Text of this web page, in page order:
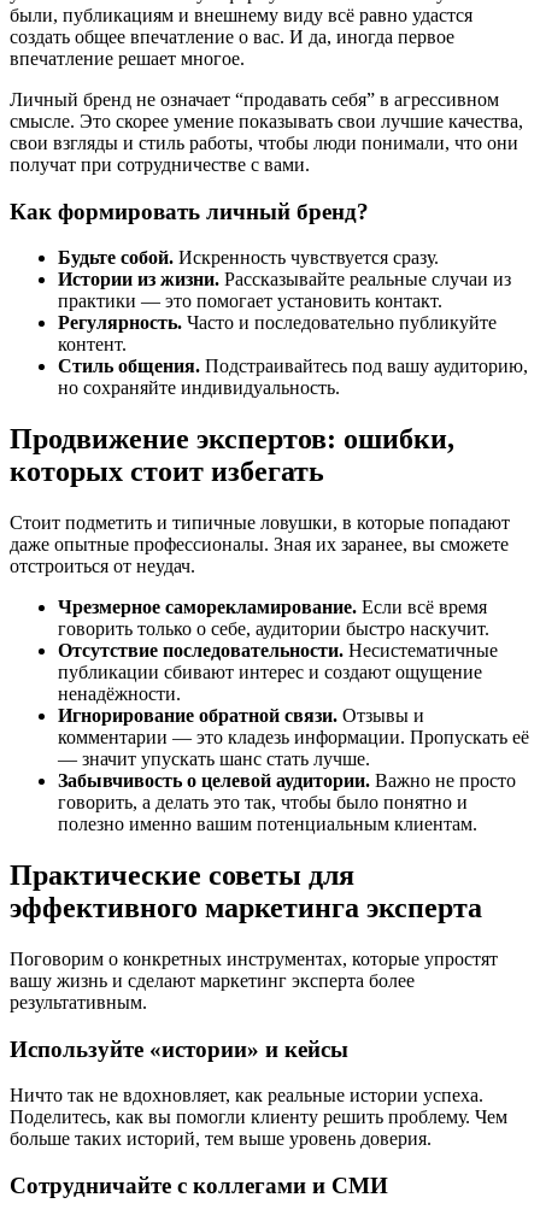
были, публикациям и внешнему виду всё равно удастся
создать общее впечатление о вас. И да, иногда первое
впечатление решает многое.
Личный бренд не означает “продавать себя” в агрессивном
смысле. Это скорее умение показывать свои лучшие качества,
свои взгляды и стиль работы, чтобы люди понимали, что они
получат при сотрудничестве с вами.
Как формировать личный бренд?
Будьте собой. Искренность чувствуется сразу.
Истории из жизни. Рассказывайте реальные случаи из
практики — это помогает установить контакт.
Регулярность. Часто и последовательно публикуйте
контент.
Стиль общения. Подстраивайтесь под вашу аудиторию,
но сохраняйте индивидуальность.
Продвижение экспертов: ошибки,
которых стоит избегать
Стоит подметить и типичные ловушки, в которые попадают
даже опытные профессионалы. Зная их заранее, вы сможете
отстроиться от неудач.
Чрезмерное саморекламирование. Если всё время
говорить только о себе, аудитории быстро наскучит.
Отсутствие последовательности. Несистематичные
публикации сбивают интерес и создают ощущение
ненадёжности.
Игнорирование обратной связи. Отзывы и
комментарии — это кладезь информации. Пропускать её
— значит упускать шанс стать лучше.
Забывчивость о целевой аудитории. Важно не просто
говорить, а делать это так, чтобы было понятно и
полезно именно вашим потенциальным клиентам.
Практические советы для
эффективного маркетинга эксперта
Поговорим о конкретных инструментах, которые упростят
вашу жизнь и сделают маркетинг эксперта более
результативным.
Используйте «истории» и кейсы
Ничто так не вдохновляет, как реальные истории успеха.
Поделитесь, как вы помогли клиенту решить проблему. Чем
больше таких историй, тем выше уровень доверия.
Сотрудничайте с коллегами и СМИ